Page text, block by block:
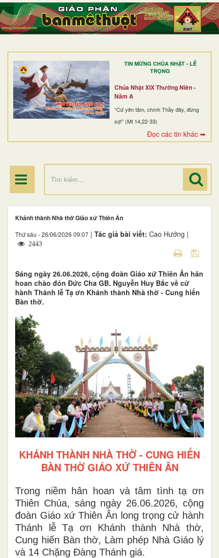
TIN MỪNG CHÚA NHẬT - LỄ
TRỌNG
Chúa Nhật XIX Thường Niên -
Năm A
“Cứ yên tâm, chính Thầy đây, đừng
sợ!” (Mt 14,22-33)
Đọc các tin khác ➥
TRANG NHẤT
GIỚI THIỆU
DÒNG TU
BAN MỤC VỤ
ĐOÀN THỂ CG
ĐIỂM HÀNH HƯƠNG
Khánh thành Nhà thờ Giáo xứ Thiên Ân
Thứ sáu - 26/06/2026 09:07 | Tác giả bài viết: Cao Hướng |
2443
Sáng ngày 26.06.2026, cộng đoàn Giáo xứ Thiên Ân hân
hoan chào đón Đức Cha GB. Nguyễn Huy Bắc về cử
hành Thánh lễ Tạ ơn Khánh thành Nhà thờ - Cung hiến
Bàn thờ.
KHÁNH THÀNH NHÀ THỜ - CUNG HIẾN
BÀN THỜ GIÁO XỨ THIÊN ÂN
Trong niềm hân hoan và tâm tình tạ ơn
Thiên Chúa, sáng ngày 26.06.2026, cộng
đoàn Giáo xứ Thiên Ân long trọng cử hành
Thánh lễ Tạ ơn Khánh thành Nhà thờ,
Cung hiến Bàn thờ, Làm phép Nhà Giáo lý
và 14 Chặng Đàng Thánh giá.